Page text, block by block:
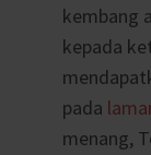
kembang
kepada
pada
menang,